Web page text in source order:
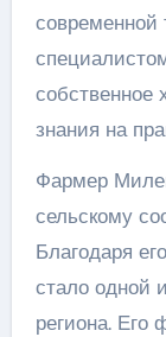
современной
собственное
знания на
Фармер
сельскому
Благодаря
стало одной
региона. Его